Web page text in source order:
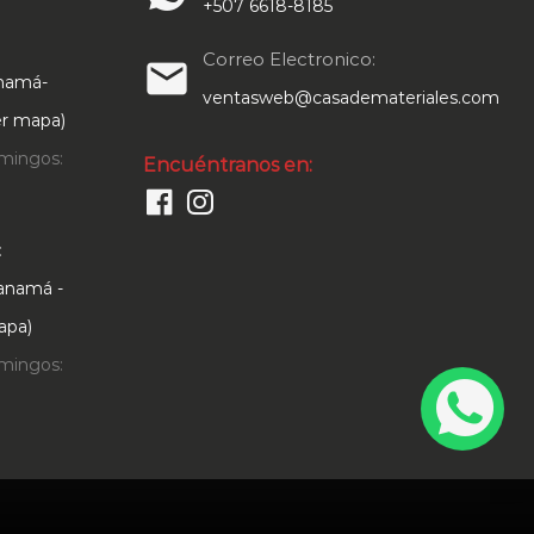
mapa)
-
+507 6618-8185
email Correo Electronico:
ventasweb@casademateriales.com
Encuéntranos en: